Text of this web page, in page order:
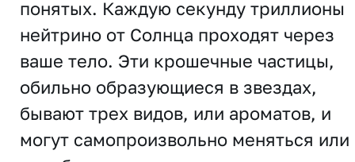
понятых. Каждую секунду триллионы
нейтрино от Солнца проходят через
ваше тело. Эти крошечные частицы,
обильно образующиеся в звездах,
бывают трех видов, или ароматов, и
могут самопроизвольно меняться или